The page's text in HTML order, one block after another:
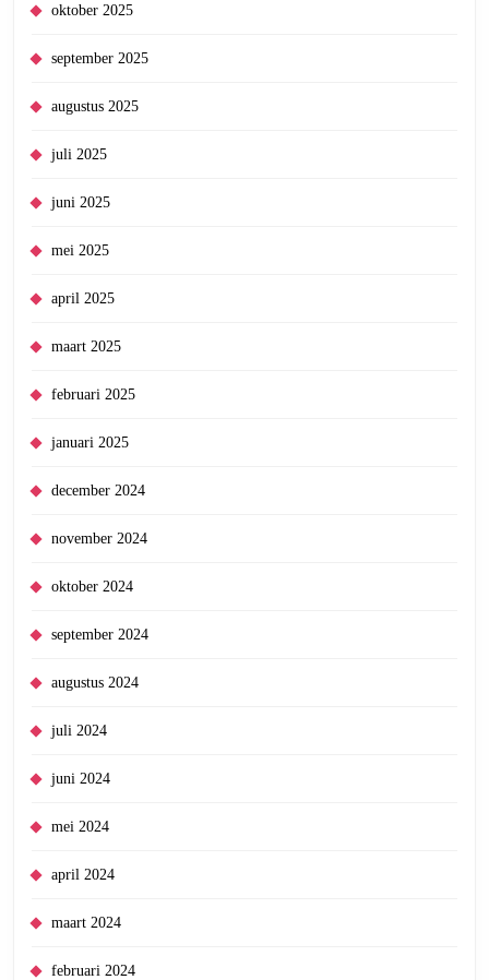
oktober 2025
september 2025
augustus 2025
juli 2025
juni 2025
mei 2025
april 2025
maart 2025
februari 2025
januari 2025
december 2024
november 2024
oktober 2024
september 2024
augustus 2024
juli 2024
juni 2024
mei 2024
april 2024
maart 2024
februari 2024